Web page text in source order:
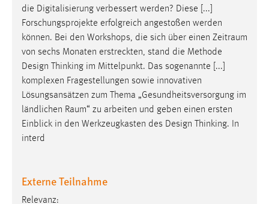
die Digitalisierung verbessert werden? Diese [...]
Forschungsprojekte erfolgreich angestoßen werden
können. Bei den Workshops, die sich über einen Zeitraum
von sechs Monaten erstreckten, stand die Methode
Design Thinking im Mittelpunkt. Das sogenannte [...]
komplexen Fragestellungen sowie innovativen
Lösungsansätzen zum Thema „Gesundheitsversorgung im
ländlichen Raum“ zu arbeiten und geben einen ersten
Einblick in den Werkzeugkasten des Design Thinking. In
interd
Externe Teilnahme
Relevanz:
Facebook Pixel
Name:
_fbp
Anbieter:
Facebook
Zweck:
Conversion-Tracking